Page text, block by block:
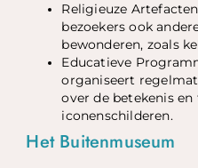
Religieuze
bezoekers ook
bewonderen, zoals
Educatieve
organiseert
over de betekenis en
iconenschilderen.
Het Buitenmuseum